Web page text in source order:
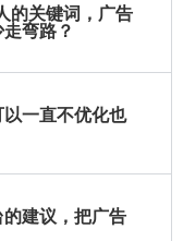
的关键词，广告
弯路？
一直不优化也
建议，把广告